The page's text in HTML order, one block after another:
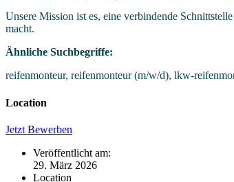
Unsere Mission ist es, eine verbindende
macht.
Ähnliche Suchbegriffe:
reifenmonteur, reifenmonteur (m/w/d), lkw-
Location
Jetzt Bewerben
Veröffentlicht am:
29. März 2026
Location